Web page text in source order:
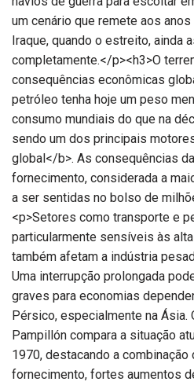
um cenário que remete aos
Iraque, quando o estreito, ainda
completamente.</p><h3>O
consequências econômicas
petróleo tenha hoje um peso
consumo mundiais do que na
sendo um dos principais
global</b>. As consequências
fornecimento, considerada a
a ser sentidas no bolso de
<p>Setores como transporte e
particularmente sensíveis às
também afetam a indústria
Uma interrupção prolongada
graves para economias
Pérsico, especialmente na Ásia.
Pampillón compara a situação
1970, destacando a
fornecimento, fortes aumentos